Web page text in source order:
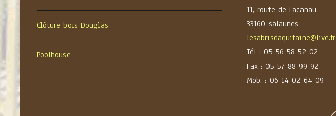
Clôture bois Douglas
Poolhouse
11, route de Lacanau
33160 salaunes
lesabrisdaquitaine@live.fr
Tél : 05 56 58 52 02
Fax : 05 57 88 99 92
Mob. : 06 14 02 64 09